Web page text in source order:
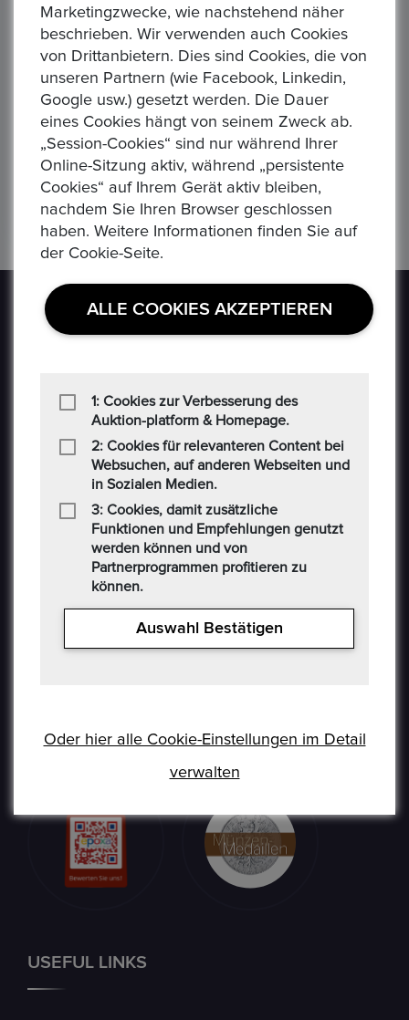
Äquatorial Guinea 7000 Franken, 1993 Dinosaurier Jura - Plateosaurus
150,00 €
Alle Verhandlungen
0
Epoxa ist eine Online-Plattform, mit der Benutzer
Münzen, Medaillen, Edelmetalle und andere
Sammlerstücke auf einer E-Auction-Plattform in den
Formaten Jetzt kaufen / Angebot / Gebot kaufen und
verkaufen können. Epoxa bietet zusätzlich einen
Umtauschservice von DM zu EUR an. Mit diesem
Service können Personen, die sich weit entfernt von
den regionalen Standorten der Bundesbank befinden
(www.ezb.europa.eu), ihre DM-Währung in Euro
USEFUL LINKS
Marketingzwecke, wie nachstehend näher
beschrieben. Wir verwenden auch Cookies
von Drittanbietern. Dies sind Cookies, die von
unseren Partnern (wie Facebook, Linkedin,
Google usw.) gesetzt werden. Die Dauer
eines Cookies hängt von seinem Zweck ab.
„Session-Cookies“ sind nur während Ihrer
Online-Sitzung aktiv, während „persistente
Cookies“ auf Ihrem Gerät aktiv bleiben,
nachdem Sie Ihren Browser geschlossen
haben. Weitere Informationen finden Sie auf
der Cookie-Seite.
ALLE COOKIES AKZEPTIEREN
1: Cookies zur Verbesserung des
Auktion-platform & Homepage.
2: Cookies für relevanteren Content bei
Websuchen, auf anderen Webseiten und
in Sozialen Medien.
3: Cookies, damit zusätzliche
Funktionen und Empfehlungen genutzt
werden können und von
Partnerprogrammen profitieren zu
können.
Auswahl Bestätigen
Oder hier alle Cookie-Einstellungen im Detail
verwalten